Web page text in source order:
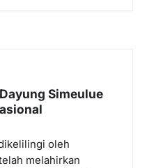
Simeulue
oleh
melahirkan